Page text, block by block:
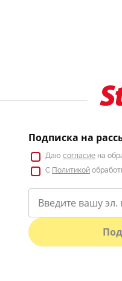
Подписка на
Даю согласие на
С Политикой